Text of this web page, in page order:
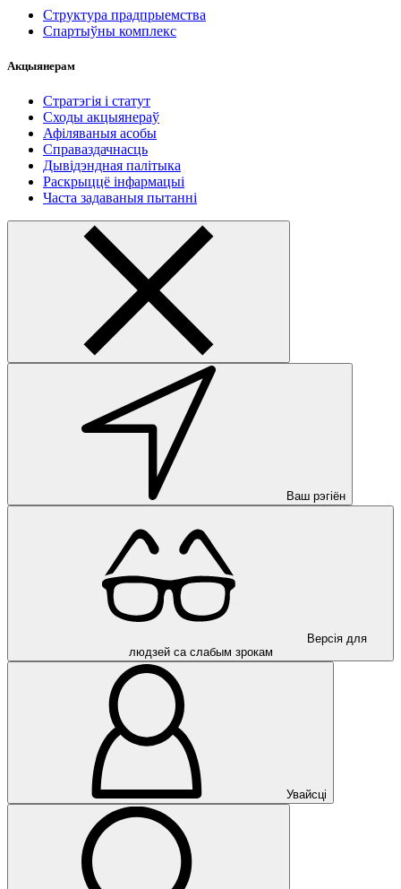
Структура прадпрыемства
Спартыўны комплекс
Акцыянерам
Стратэгія і статут
Сходы акцыянераў
Афіляваныя асобы
Справаздачнасць
Дывідэндная палітыка
Раскрыццё інфармацыі
Часта задаваныя пытанні
Ваш рэгіён
Версія для
людзей са слабым зрокам
Увайсці